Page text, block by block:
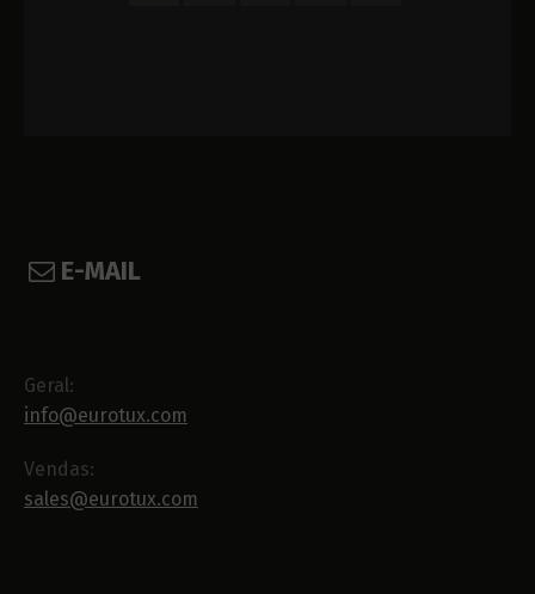
E-MAIL
Geral:
info@eurotux.com
Vendas:
sales@eurotux.com